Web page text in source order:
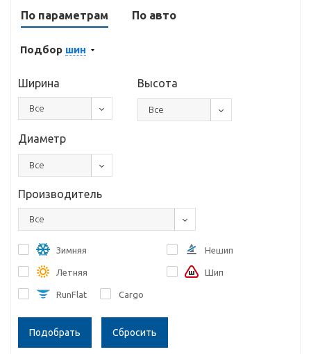
По параметрам По авто
Подбор шин
Ширина
Все
Высота
Все
Диаметр
Все
Производитель
Все
Зимняя
Летняя
RunFlat Cargo
Нешип
Шип
Сбросить